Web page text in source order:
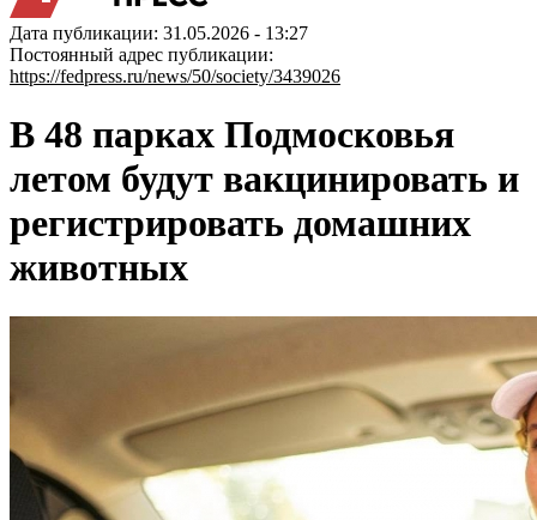
Дата публикации: 31.05.2026 - 13:27
Постоянный адрес публикации:
https://fedpress.ru/news/50/society/3439026
В 48 парках Подмосковья
летом будут вакцинировать и
регистрировать домашних
животных